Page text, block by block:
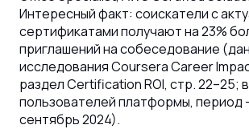
Интересный факт: соискатели с
сертификатами получают на 23%
приглашений на собеседование
исследования Coursera Career
раздел Certification ROI, стр. 22–25;
пользователей платформы, период
сентябрь 2024).